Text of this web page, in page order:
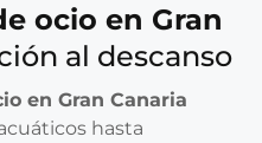
ocio en Gran
al descanso
en Gran Canaria
hasta